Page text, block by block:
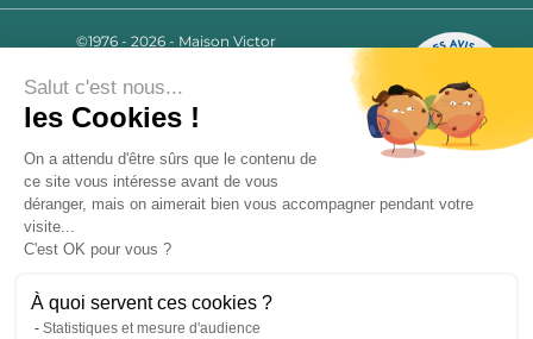
2780 AVIS
9.7/10
©1976 - 2026 - Maison Victor
Mentions légales
C.G.V.
Politique de confidentialité
FAQ
Livraisons
Salut c'est nous...
les Cookies !
On a attendu d'être sûrs que le contenu de
ce site vous intéresse avant de vous
déranger, mais on aimerait bien vous accompagner pendant votre
visite...
C'est OK pour vous ?
À quoi servent ces cookies ?
Statistiques et mesure d'audience